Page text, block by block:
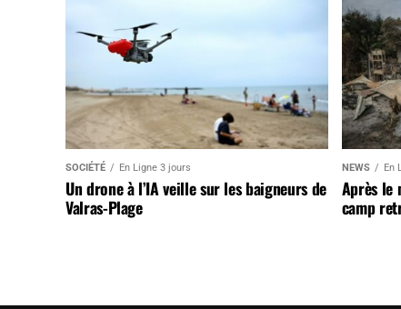
SOCIÉTÉ En Ligne 3 jours
Un drone à l’IA veille sur les baigneurs de
Valras-Plage
NEWS En
Après le
camp